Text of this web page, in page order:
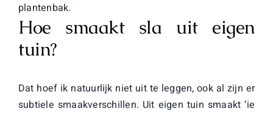
plantenbak.
Hoe smaakt sla uit eigen
tuin?
Dat hoef ik natuurlijk niet uit te leggen, ook al zijn er
subtiele smaakverschillen. Uit eigen tuin smaakt ‘ie